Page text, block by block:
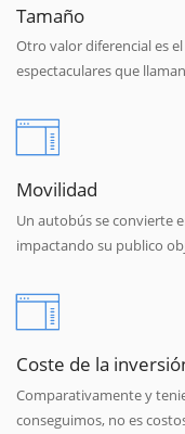
Tamaño
Otro valor diferencial es
espectaculares que
Movilidad
Un autobús se convierte
impactando su publico
Coste de la
Comparativamente y
conseguimos, no es